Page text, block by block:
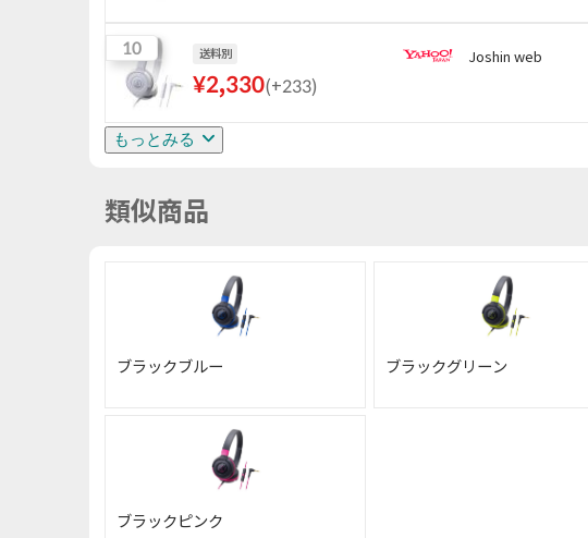
10 送料別
¥2,330(+233)
Joshin web
もっとみる
類似商品
ブラックブルー ブラックグリーン
ブラックピンク